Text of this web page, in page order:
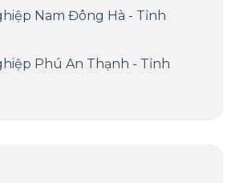
Nam Đông Hà - Tỉnh
Phú An Thạnh - Tỉnh